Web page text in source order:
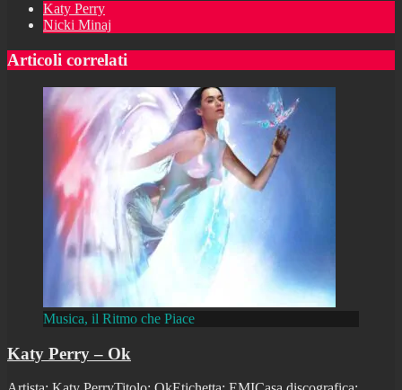
Katy Perry
Nicki Minaj
Articoli correlati
Musica, il Ritmo che Piace
Katy Perry – Ok